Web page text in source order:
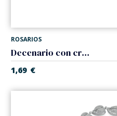
ROSARIOS
Decenario con cruz, cristal hematite
1,69 €